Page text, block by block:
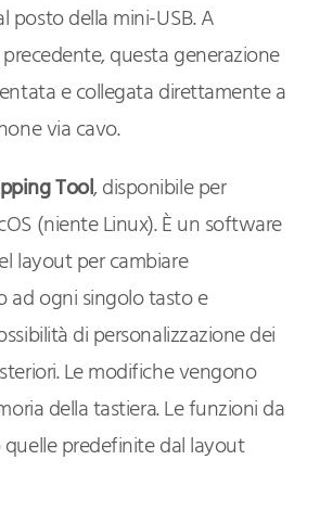
posto della mini-USB. A
questa generazione
e collegata direttamente a
via cavo.
Tool, disponibile per
(niente Linux). È un software
layout per cambiare
ad ogni singolo tasto e
di personalizzazione dei
Le modifiche vengono
della tastiera. Le funzioni da
quelle predefinite dal layout